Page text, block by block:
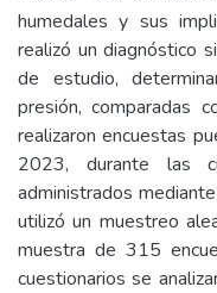
humedales y sus
realizó un diagnóstico
de estudio,
presión, comparadas
realizaron encuestas
2023, durante las
administrados
utilizó un muestreo
muestra de 315
cuestionarios se